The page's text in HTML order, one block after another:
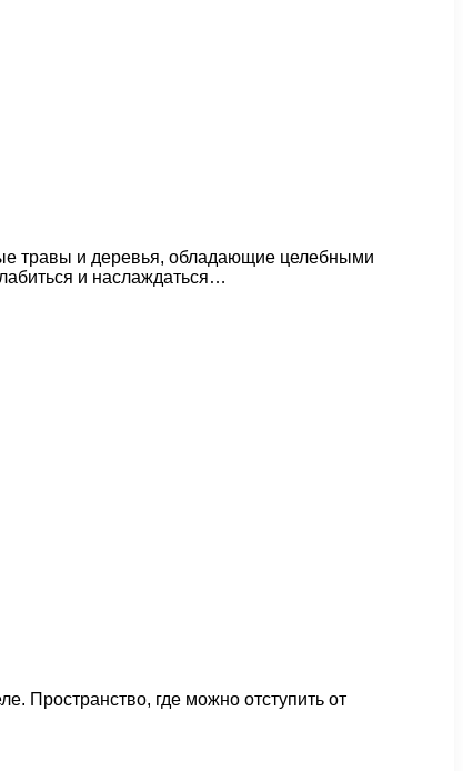
травы и деревья, обладающие целебными
и наслаждаться…
Пространство, где можно отступить от